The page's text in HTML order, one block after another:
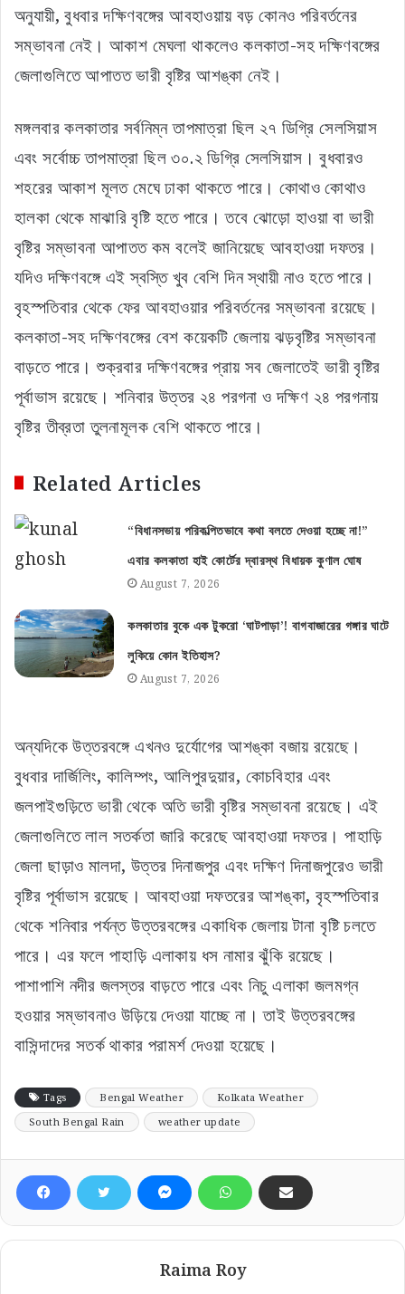
অনুযায়ী, বুধবার দক্ষিণবঙ্গের আবহাওয়ায় বড় কোনও পরিবর্তনের
সম্ভাবনা নেই। আকাশ মেঘলা থাকলেও কলকাতা-সহ দক্ষিণবঙ্গের
জেলাগুলিতে আপাতত ভারী বৃষ্টির আশঙ্কা নেই।
মঙ্গলবার কলকাতার সর্বনিম্ন তাপমাত্রা ছিল ২৭ ডিগ্রি সেলসিয়াস
এবং সর্বোচ্চ তাপমাত্রা ছিল ৩০.২ ডিগ্রি সেলসিয়াস। বুধবারও
শহরের আকাশ মূলত মেঘে ঢাকা থাকতে পারে। কোথাও কোথাও
হালকা থেকে মাঝারি বৃষ্টি হতে পারে। তবে ঝোড়ো হাওয়া বা ভারী
বৃষ্টির সম্ভাবনা আপাতত কম বলেই জানিয়েছে আবহাওয়া দফতর।
যদিও দক্ষিণবঙ্গে এই স্বস্তি খুব বেশি দিন স্থায়ী নাও হতে পারে।
বৃহস্পতিবার থেকে ফের আবহাওয়ার পরিবর্তনের সম্ভাবনা রয়েছে।
কলকাতা-সহ দক্ষিণবঙ্গের বেশ কয়েকটি জেলায় ঝড়বৃষ্টির সম্ভাবনা
বাড়তে পারে। শুক্রবার দক্ষিণবঙ্গের প্রায় সব জেলাতেই ভারী বৃষ্টির
পূর্বাভাস রয়েছে। শনিবার উত্তর ২৪ পরগনা ও দক্ষিণ ২৪ পরগনায়
বৃষ্টির তীব্রতা তুলনামূলক বেশি থাকতে পারে।
Related Articles
“বিধানসভায় পরিকল্পিতভাবে কথা বলতে দেওয়া হচ্ছে না!”
এবার কলকাতা হাই কোর্টের দ্বারস্থ বিধায়ক কুণাল ঘোষ
August 7, 2026
কলকাতার বুকে এক টুকরো ‘ঘাটপাড়া’! বাগবাজারের গঙ্গার ঘাটে
লুকিয়ে কোন ইতিহাস?
August 7, 2026
অন্যদিকে উত্তরবঙ্গে এখনও দুর্যোগের আশঙ্কা বজায় রয়েছে।
বুধবার দার্জিলিং, কালিম্পং, আলিপুরদুয়ার, কোচবিহার এবং
জলপাইগুড়িতে ভারী থেকে অতি ভারী বৃষ্টির সম্ভাবনা রয়েছে। এই
জেলাগুলিতে লাল সতর্কতা জারি করেছে আবহাওয়া দফতর। পাহাড়ি
জেলা ছাড়াও মালদা, উত্তর দিনাজপুর এবং দক্ষিণ দিনাজপুরেও ভারী
বৃষ্টির পূর্বাভাস রয়েছে। আবহাওয়া দফতরের আশঙ্কা, বৃহস্পতিবার
থেকে শনিবার পর্যন্ত উত্তরবঙ্গের একাধিক জেলায় টানা বৃষ্টি চলতে
পারে। এর ফলে পাহাড়ি এলাকায় ধস নামার ঝুঁকি রয়েছে।
পাশাপাশি নদীর জলস্তর বাড়তে পারে এবং নিচু এলাকা জলমগ্ন
হওয়ার সম্ভাবনাও উড়িয়ে দেওয়া যাচ্ছে না। তাই উত্তরবঙ্গের
বাসিন্দাদের সতর্ক থাকার পরামর্শ দেওয়া হয়েছে।
Tags Bengal Weather
Kolkata Weather
South Bengal Rain
weather update
Raima Roy